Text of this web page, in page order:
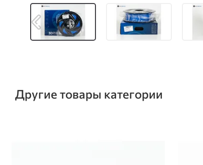
Другие товары категории